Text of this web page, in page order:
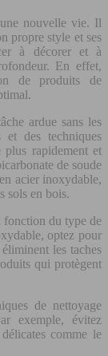
nouvelle vie. Il
propre style et ses
à décorer et à
En effet,
de produits de
ardue sans les
et des techniques
plus rapidement et
de soude
acier inoxydable,
sols en bois.
fonction du type de
optez pour
les taches
qui protègent
de nettoyage
exemple, évitez
comme le